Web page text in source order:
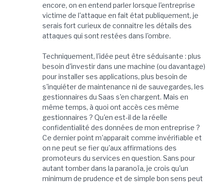
encore, on en entend parler lorsque l'entreprise
victime de l'attaque en fait état publiquement, je
serais fort curieux de connaitre les détails des
attaques qui sont restées dans l'ombre.
Techniquement, l'idée peut être séduisante : plus
besoin d'investir dans une machine (ou davantage)
pour installer ses applications, plus besoin de
s'inquiéter de maintenance ni de sauvegardes, les
gestionnaires du Saas s'en chargent. Mais en
même temps, à quoi ont accès ces même
gestionnaires ? Qu'en est-il de la réelle
confidentialité des données de mon entreprise ?
Ce dernier point m'apparait comme invérifiable et
on ne peut se fier qu'aux affirmations des
promoteurs du services en question. Sans pour
autant tomber dans la paranoïa, je crois qu'un
minimum de prudence et de simple bon sens peut